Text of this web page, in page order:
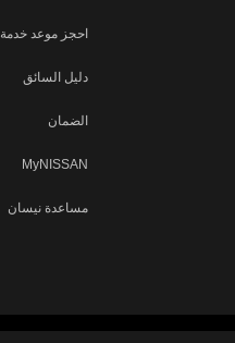
احجز موعد خدمة
دليل السائق
الضمان
MyNISSAN
مساعدة نيسان